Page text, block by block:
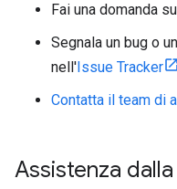
Fai una domanda su
Segnala un bug o
nell'Issue Tracker
Contatta il team di
Assistenza